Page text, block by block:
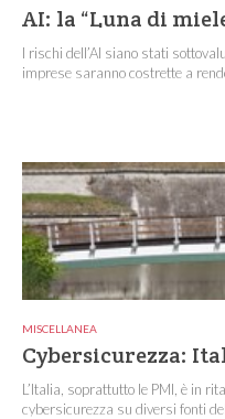
AI: la “Luna di
I rischi dell’AI siano stati
imprese saranno costrette a
MISCELLANEA
Cybersicurezza:
L’Italia, soprattutto le PMI, è in
cybersicurezza su diversi fonti